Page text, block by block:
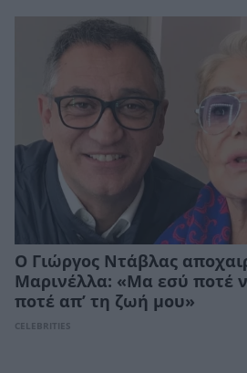
Ο Γιώργος Ντάβλας
Μαρινέλλα: «Μα εσύ ποτέ
ποτέ απ’ τη ζωή μου»
CELEBRITIES